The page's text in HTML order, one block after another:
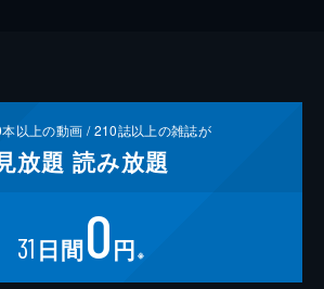
本以上の動画 /210誌以上の雑誌が
放題 読み放題
31 日間0円 ※